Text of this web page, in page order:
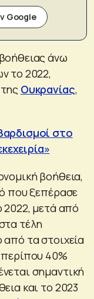
Google
άνω
το 2022,
Ουκρανίας,
στο
βοήθεια,
που ξεπέρασε
2022, μετά από
τέλη
τα στοιχεία
40%
σημαντική
και το 2023